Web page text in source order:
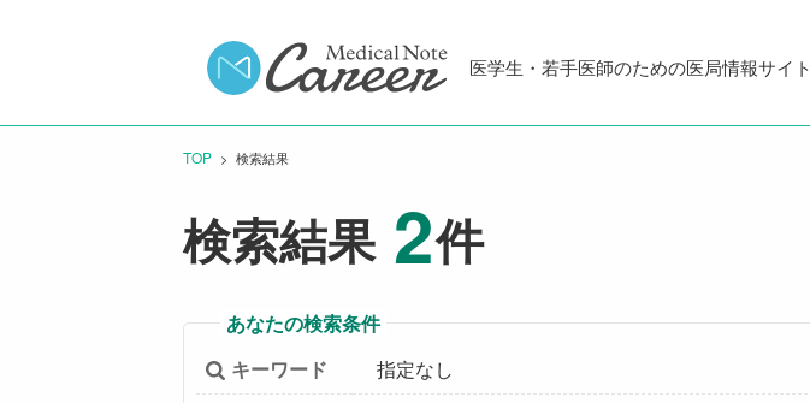
医学生・若手医師のための医局情報サイト
TOP CURRENT:
検索結果
検索結果 2件
あなたの検索条件
キーワード
指定なし